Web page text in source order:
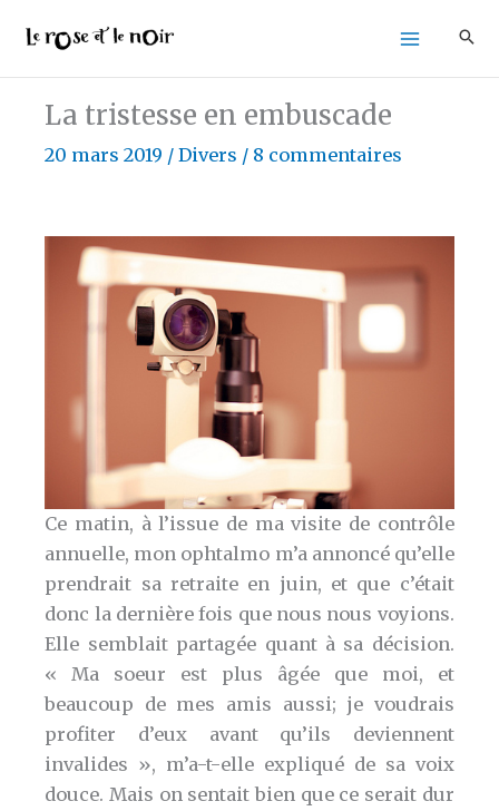
contenu
La tristesse en embuscade
20 mars 2019 /Divers / 8 commentaires
Ce matin, à l’issue de ma visite de contrôle
annuelle, mon ophtalmo m’a annoncé qu’elle
prendrait sa retraite en juin, et que c’était
donc la dernière fois que nous nous voyions.
Elle semblait partagée quant à sa décision.
« Ma soeur est plus âgée que moi, et
beaucoup de mes amis aussi; je voudrais
profiter d’eux avant qu’ils deviennent
invalides », m’a-t-elle expliqué de sa voix
douce. Mais on sentait bien que ce serait dur